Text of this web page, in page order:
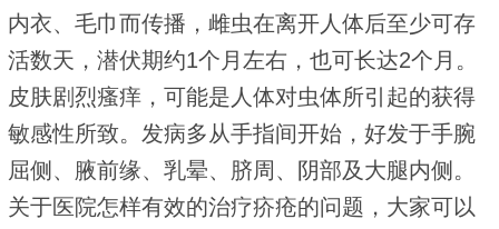
内衣、毛巾而传播，雌虫在离开人体后至少可存
活数天，潜伏期约1个月左右，也可长达2个月。
皮肤剧烈瘙痒，可能是人体对虫体所引起的获得
敏感性所致。发病多从手指间开始，好发于手腕
屈侧、腋前缘、乳晕、脐周、阴部及大腿内侧。
关于医院怎样有效的治疗疥疮的问题，大家可以